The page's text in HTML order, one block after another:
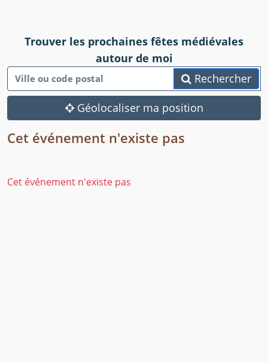
Trouver les prochaines fêtes médiévales
autour de moi
Rechercher
Géolocaliser ma position
Cet événement n'existe pas
Cet événement n'existe pas